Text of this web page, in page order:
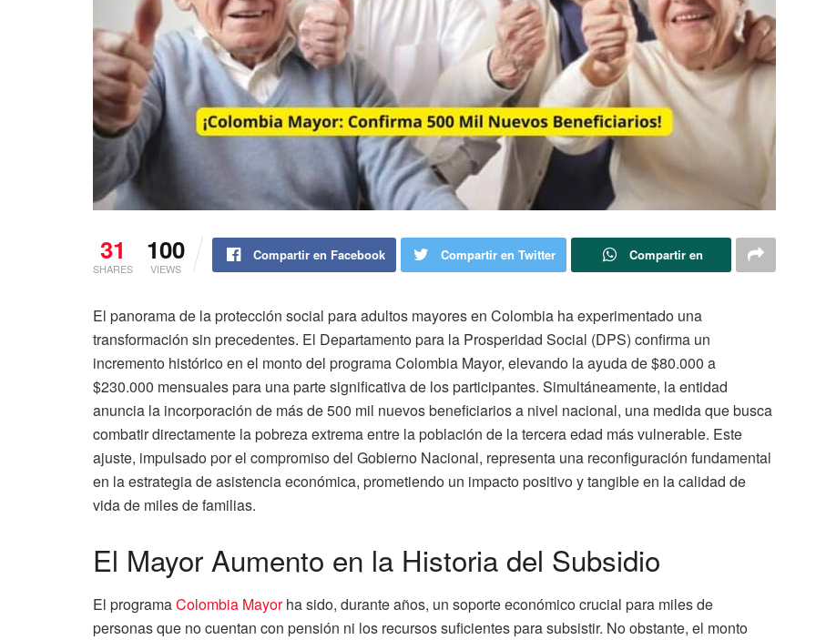
31
SHARES
100
VIEWS
Compartir en Facebook Compartir en Twitter Compartir en
El panorama de la protección social para adultos mayores en Colombia ha experimentado una
transformación sin precedentes. El Departamento para la Prosperidad Social (DPS) confirma un
incremento histórico en el monto del programa Colombia Mayor, elevando la ayuda de $80.000 a
$230.000 mensuales para una parte significativa de los participantes. Simultáneamente, la entidad
anuncia la incorporación de más de 500 mil nuevos beneficiarios a nivel nacional, una medida que busca
combatir directamente la pobreza extrema entre la población de la tercera edad más vulnerable. Este
ajuste, impulsado por el compromiso del Gobierno Nacional, representa una reconfiguración fundamental
en la estrategia de asistencia económica, prometiendo un impacto positivo y tangible en la calidad de
vida de miles de familias.
El Mayor Aumento en la Historia del Subsidio
El programaColombia Mayorha sido, durante años, un soporte económico crucial para miles de
personas que no cuentan con pensión ni los recursos suficientes para subsistir. No obstante, el monto